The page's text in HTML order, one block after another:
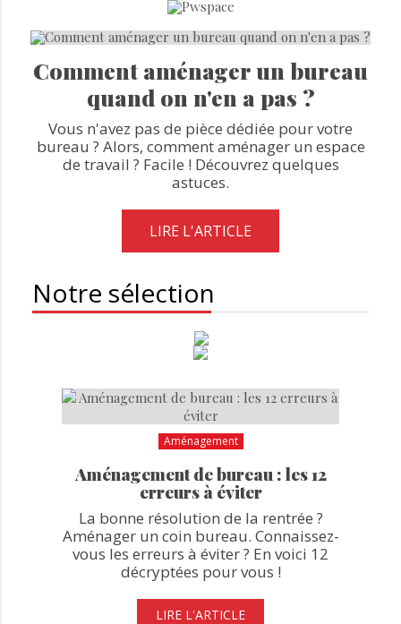
Comment aménager un bureau
quand on n'en a pas ?
Vous n'avez pas de pièce dédiée pour votre
bureau ? Alors, comment aménager un espace
de travail ? Facile ! Découvrez quelques
astuces.
LIRE L'ARTICLE
Notre sélection
Aménagement
Aménagement de bureau : les 12
erreurs à éviter
La bonne résolution de la rentrée ?
Aménager un coin bureau. Connaissez-
vous les erreurs à éviter ? En voici 12
décryptées pour vous !
LIRE L'ARTICLE